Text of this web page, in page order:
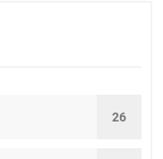
26